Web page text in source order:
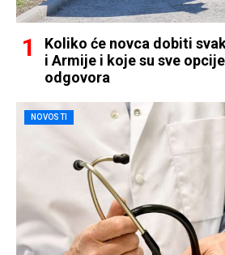
Koliko će novca dobiti
i Armije i koje su sve
odgovora
NOVOSTI